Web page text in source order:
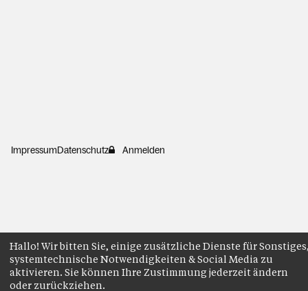
ImpressumDatenschutz Anmelden
Hallo! Wir bitten Sie, einige zusätzliche Dienste für
systemtechnische Notwendigkeiten & Social Media zu
aktivieren. Sie können Ihre Zustimmung jederzeit ändern
oder zurückziehen.